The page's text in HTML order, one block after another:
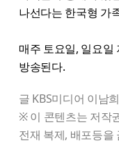
나선다는 한국형 가
매주 토요일, 일요일
방송된다.
글 KBS미디어 이남
※ 이 콘텐츠는 저작
전재 복제, 배포등을